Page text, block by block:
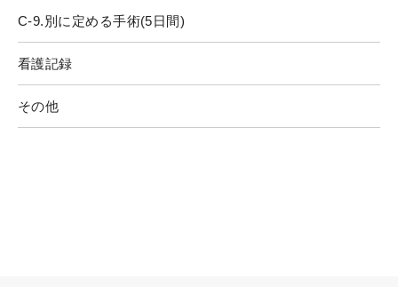
C-9.別に定める手術(5日間)
看護記録
その他